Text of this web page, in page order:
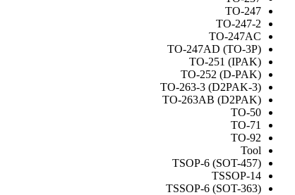
TO-247
TO-247-2
TO-247AC
TO-247AD (TO-3P)
TO-251 (IPAK)
TO-252 (D-PAK)
TO-263-3 (D2PAK-3)
TO-263AB (D2PAK)
TO-50
TO-71
TO-92
Tool
TSOP-6 (SOT-457)
TSSOP-14
TSSOP-6 (SOT-363)